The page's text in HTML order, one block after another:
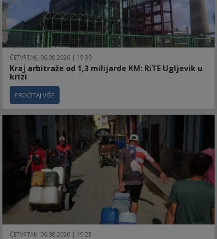
ČETVRTAK, 06.08.2026 | 19:30
Kraj arbitraže od 1,3 milijarde KM: RiTE Ugljevik u
krizi
PROČITAJ VIŠE
ČETVRTAK, 06.08.2026 | 19:23